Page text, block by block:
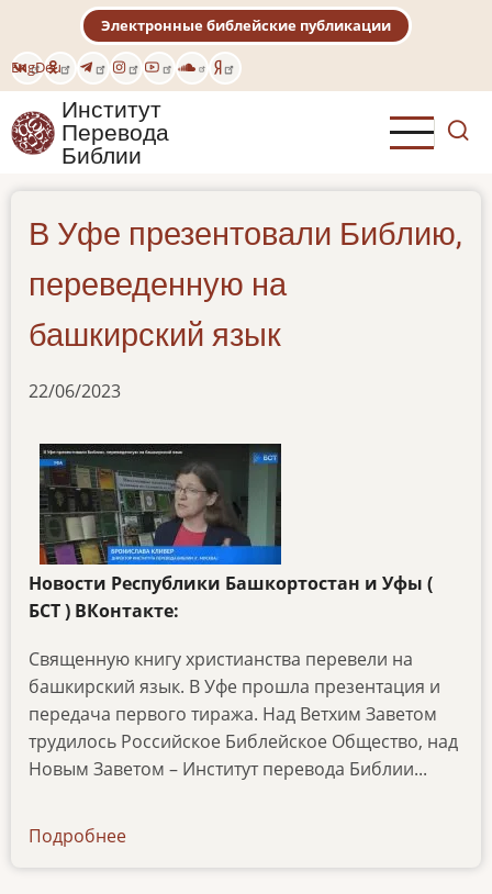
основному
содержанию
EngDeu
Электронные библейские публикации
Институт
Перевода
Библии
В Уфе презентовали Библию,
переведенную на
башкирский язык
22/06/2023
Новости Республики Башкортостан и Уфы (
БСТ ) ВКонтакте:
Священную книгу христианства перевели на
башкирский язык. В Уфе прошла презентация и
передача первого тиража. Над Ветхим Заветом
трудилось Российское Библейское Общество, над
Новым Заветом – Институт перевода Библии...
Подробнее